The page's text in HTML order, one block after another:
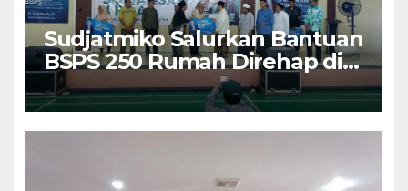
Sudjatmiko Salurkan Bantuan
BSPS 250 Rumah Direhap di
Depok